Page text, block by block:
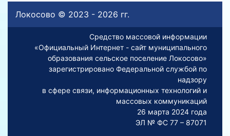
Локосово © 2023 - 2026 гг.
Средство массовой информации
«Официальный Интернет - сайт муниципального
образования сельское поселение Локосово»
зарегистрировано Федеральной службой по
надзору
в сфере связи, информационных технологий и
массовых коммуникаций
26 марта 2024 года
ЭЛ № ФС 77 – 87071